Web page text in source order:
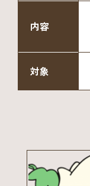
内容
対象